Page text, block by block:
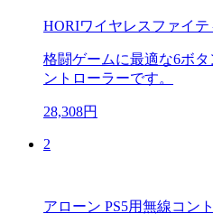
HORIワイヤレスファイ
格闘ゲームに最適な6ボ
ントローラーです。
28,308円
2
アローン PS5用無線コン